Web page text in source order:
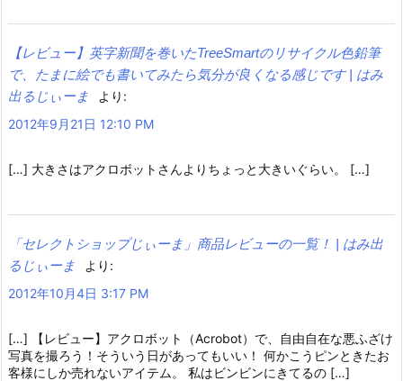
【レビュー】英字新聞を巻いたTreeSmartのリサイクル色鉛筆
で、たまに絵でも書いてみたら気分が良くなる感じです | はみ
出るじぃーま
より:
2012年9月21日 12:10 PM
[…] 大きさはアクロボットさんよりちょっと大きいぐらい。 […]
「セレクトショップじぃーま」商品レビューの一覧！ | はみ出
るじぃーま
より:
2012年10月4日 3:17 PM
[…] 【レビュー】アクロボット（Acrobot）で、自由自在な悪ふざけ
写真を撮ろう！そういう日があってもいい！ 何かこうピンときたお
客様にしか売れないアイテム。 私はビンビンにきてるの […]